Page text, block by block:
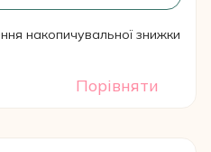
накопичувальної знижки
Порівняти